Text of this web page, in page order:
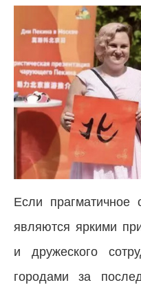
Если прагматичное
являются яркими
и дружеского
городами за